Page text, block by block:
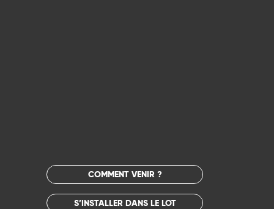
COMMENT VENIR ?
S’INSTALLER DANS LE LOT